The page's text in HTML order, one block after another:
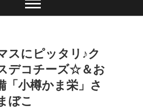
スにピッタリ♪ク
デコチーズ☆＆お
「小樽かま栄」さ
ぼこ